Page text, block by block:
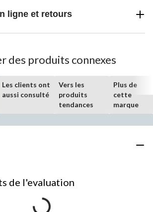
ligne et retours
des produits connexes
Les clients ont
aussi consulté
Vers les
produits
tendances
Plus de
cette
marque
de l'evaluation